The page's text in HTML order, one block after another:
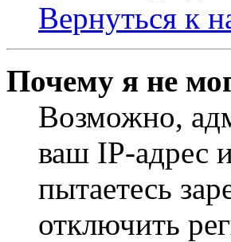
Вернуться к
Почему я не
Возможно,
ваш IP-адрес
пытаетесь
отключить